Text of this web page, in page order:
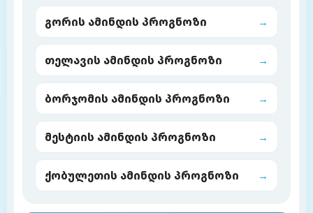
გორის ამინდის პროგნოზი →
თელავის ამინდის პროგნოზი →
ბორჯომის ამინდის პროგნოზი →
მესტიის ამინდის პროგნოზი →
ქობულეთის ამინდის პროგნოზი →